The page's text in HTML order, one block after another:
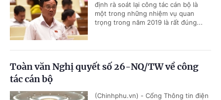
định rà soát lại công tác cán bộ là
một trong những nhiệm vụ quan
trọng trong năm 2019 là rất đúng...
Toàn văn Nghị quyết số 26-NQ/TW về công
tác cán bộ
(Chinhphu.vn) - Cổng Thông tin điện